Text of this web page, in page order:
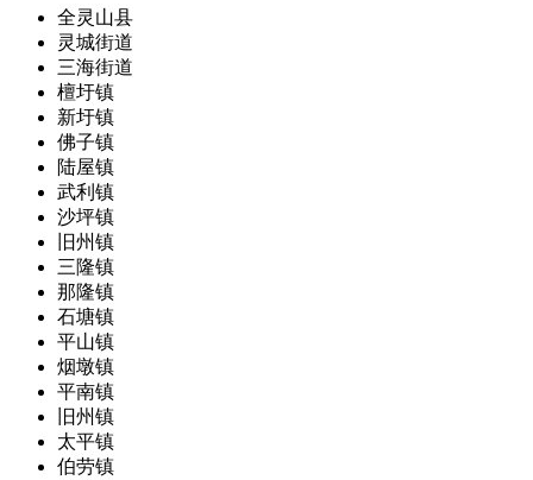
全灵山县
灵城街道
三海街道
檀圩镇
新圩镇
佛子镇
陆屋镇
武利镇
沙坪镇
旧州镇
三隆镇
那隆镇
石塘镇
平山镇
烟墩镇
平南镇
旧州镇
太平镇
伯劳镇